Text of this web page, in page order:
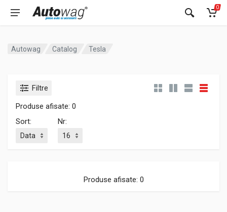
0
Autowag Catalog Tesla
Filtre
Produse afisate: 0
Sort:
Nr:
Produse afisate: 0